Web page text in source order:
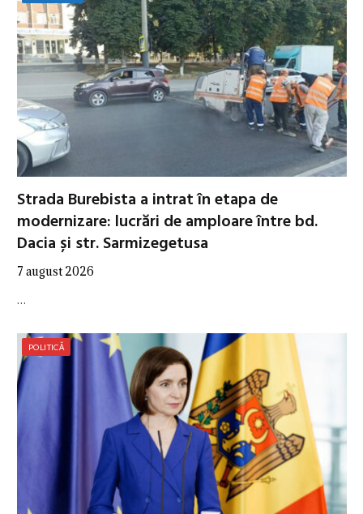
Strada Burebista a intrat în etapa de
modernizare: lucrări de amploare între bd.
Dacia și str. Sarmizegetusa
7 august 2026
…
POLITICĂ